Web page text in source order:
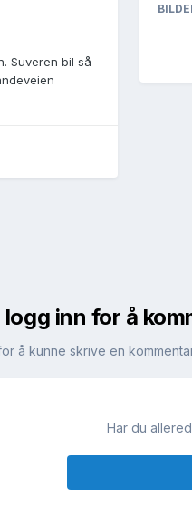
Suveren bil så
inn for å
å kunne skrive en
Har du